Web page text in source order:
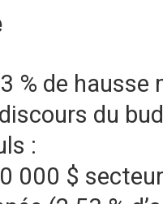
% de
du
:
000 $